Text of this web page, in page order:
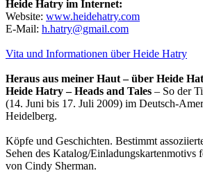
Uli Rothfuss
Heide Hatry im Internet:
Website: www.heidehatry.com
E-Mail: h.hatry@gmail.com
Vita und Informationen über Heide Hatry
Heraus aus meiner Haut – über Heide
Heide Hatry – Heads and Tales – So der
(14. Juni bis 17. Juli 2009) im Deutsch-
Heidelberg.
Köpfe und Geschichten. Bestimmt
Sehen des Katalog/Einladungskartenmotivs
von Cindy Sherman.